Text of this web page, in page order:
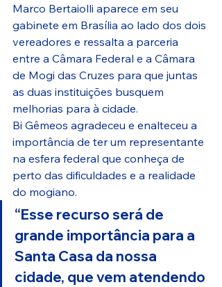
Marco Bertaiolli aparece em seu
gabinete em Brasília ao lado dos dois
vereadores e ressalta a parceria
entre a Câmara Federal e a Câmara
de Mogi das Cruzes para que juntas
as duas instituições busquem
melhorias para à cidade.
Bi Gêmeos agradeceu e enalteceu a
importância de ter um representante
na esfera federal que conheça de
perto das dificuldades e a realidade
do mogiano.
“Esse recurso será de
grande importância para a
Santa Casa da nossa
cidade, que vem atendendo